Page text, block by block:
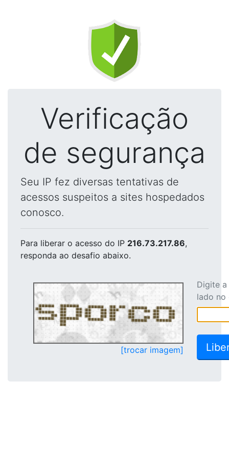
Verificação
de segurança
Seu IP fez diversas tentativas de
acessos suspeitos a sites hospedados
conosco.
Para liberar o acesso do IP 216.73.217.86,
responda ao desafio abaixo.
[trocar imagem]
Digite
lado no